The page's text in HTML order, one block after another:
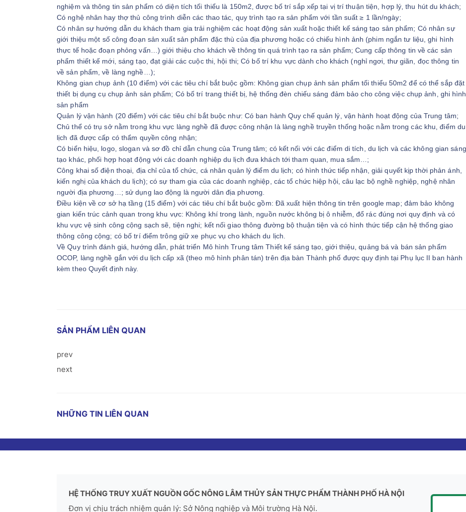
nghiệm và thông tin sản phẩm có diện tích tối thiểu là 150m2, được bố trí sắp xếp tại vị trí thuận tiện, hợp lý, thu hút du khách;
Có nghệ nhân hay thợ thủ công trình diễn các thao tác, quy trình tạo ra sản phẩm với tần suất ≥ 1 lần/ngày;
Có nhân sự hướng dẫn du khách tham gia trải nghiệm các hoạt động sản xuất hoặc thiết kế sáng tạo sản phẩm; Có nhân sự
giới thiệu một số công đoạn sản xuất sản phẩm đặc thù của địa phương hoặc có chiếu hình ảnh (phim ngắn tư liệu, ghi hình
thực tế hoặc đoạn phỏng vấn…) giới thiệu cho khách về thông tin quá trình tạo ra sản phẩm; Cung cấp thông tin về các sản
phẩm thiết kế mới, sáng tạo, đạt giải các cuộc thi, hội thi; Có bố trí khu vực dành cho khách (nghỉ ngơi, thư giãn, đọc thông tin
về sản phẩm, về làng nghề…);
Không gian chụp ảnh (10 điểm) với các tiêu chí bắt buộc gồm: Không gian chụp ảnh sản phẩm tối thiểu 50m2 để có thể sắp đặt
thiết bị dụng cụ chụp ảnh sản phẩm; Có bố trí trang thiết bị, hệ thống đèn chiếu sáng đảm bảo cho công việc chụp ảnh, ghi hình
sản phẩm
Quản lý vận hành (20 điểm) với các tiêu chí bắt buộc như: Có ban hành Quy chế quản lý, vận hành hoạt động của Trung tâm;
Chủ thể có trụ sở nằm trong khu vực làng nghề đã được công nhận là làng nghề truyền thống hoặc nằm trong các khu, điểm du
lịch đã được cấp có thẩm quyền công nhận;
Có biển hiệu, logo, slogan và sơ đồ chỉ dẫn chung của Trung tâm; có kết nối với các điểm di tích, du lịch và các không gian sáng
tạo khác, phối hợp hoạt động với các doanh nghiệp du lịch đưa khách tới tham quan, mua sắm…;
Công khai số điện thoại, địa chỉ của tổ chức, cá nhân quản lý điểm du lịch; có hình thức tiếp nhận, giải quyết kịp thời phản ánh,
kiến nghị của khách du lịch); có sự tham gia của các doanh nghiệp, các tổ chức hiệp hội, câu lạc bộ nghề nghiệp, nghệ nhân
người địa phương…; sử dụng lao động là người dân địa phương.
Điều kiện về cơ sở hạ tầng (15 điểm) với các tiêu chí bắt buộc gồm: Đã xuất hiện thông tin trên google map; đảm bảo không
gian kiến trúc cảnh quan trong khu vực: Không khí trong lành, nguồn nước không bị ô nhiễm, đổ rác đúng nơi quy định và có
khu vực vệ sinh công cộng sạch sẽ, tiện nghi; kết nối giao thông đường bộ thuận tiện và có hình thức tiếp cận hệ thống giao
thông công cộng; có bố trí điểm trông giữ xe phục vụ cho khách du lịch.
Về Quy trình đánh giá, hướng dẫn, phát triển Mô hình Trung tâm Thiết kế sáng tạo, giới thiệu, quảng bá và bán sản phẩm
OCOP, làng nghề gắn với du lịch cấp xã (theo mô hình phân tán) trên địa bàn Thành phố được quy định tại Phụ lục II ban hành
kèm theo Quyết định này.
SẢN PHẨM LIÊN QUAN
prev
next
NHỮNG TIN LIÊN QUAN
HỆ THỐNG TRUY XUẤT NGUỒN GỐC NÔNG LÂM THỦY SẢN THỰC PHẨM THÀNH PHỐ HÀ NỘI
Đơn vị chịu trách nhiệm quản lý: Sở Nông nghiệp và Môi trường Hà Nội.